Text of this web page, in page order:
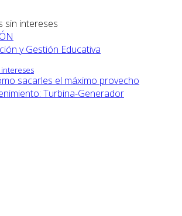
sin intereses
y Gestión Educativa
intereses
sacarles el máximo provecho
Turbina-Generador